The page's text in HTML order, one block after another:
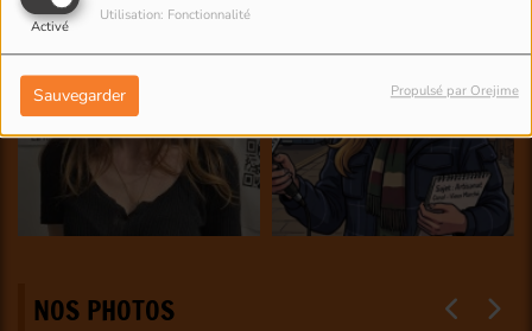
Activé
Utilisation: Fonctionnalité
Sauvegarder Propulsé par Orejime
NOS PHOTOS